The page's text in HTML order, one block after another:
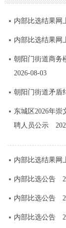
内部比选结果网
内部比选结果网
朝阳门街道商务
2026-08-03
朝阳门街道矛盾
东城区2026年
聘人员公示
内部比选结果网
内部比选公告
内部比选公告
内部比选公告